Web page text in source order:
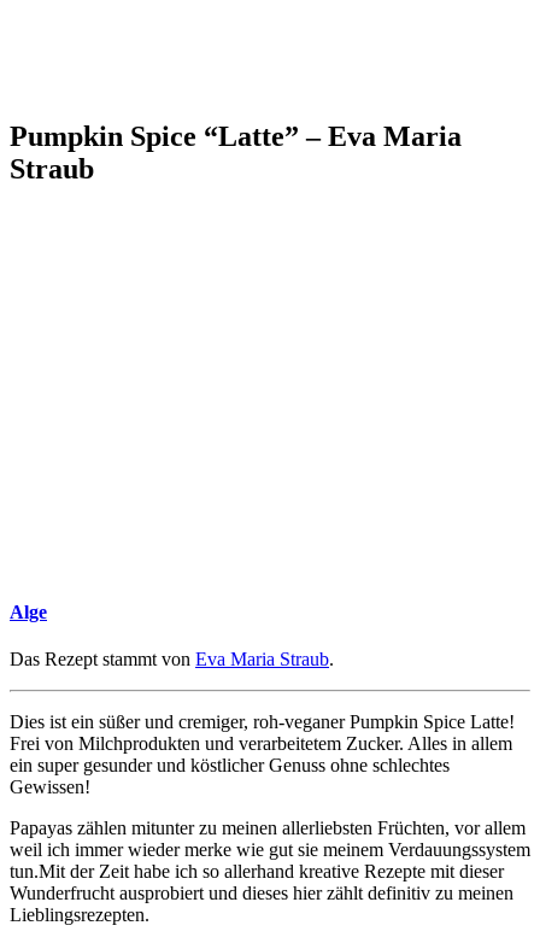
Pumpkin Spice “Latte” – Eva Maria
Straub
Alge
Das Rezept stammt von Eva Maria Straub.
Dies ist ein süßer und cremiger, roh-veganer Pumpkin Spice Latte!
Frei von Milchprodukten und verarbeitetem Zucker. Alles in allem
ein super gesunder und köstlicher Genuss ohne schlechtes
Gewissen!
Papayas zählen mitunter zu meinen allerliebsten Früchten, vor allem
weil ich immer wieder merke wie gut sie meinem Verdauungssystem
tun.Mit der Zeit habe ich so allerhand kreative Rezepte mit dieser
Wunderfrucht ausprobiert und dieses hier zählt definitiv zu meinen
Lieblingsrezepten.